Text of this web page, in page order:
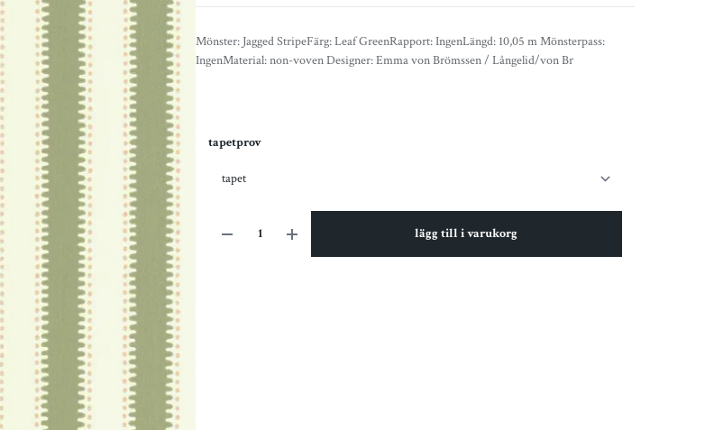
Mönster: Jagged StripeFärg: Leaf GreenRapport: IngenLängd: 10,05 m Mönsterpass:
IngenMaterial: non-voven Designer: Emma von Brömssen / Långelid/von Br
tapetprov
lägg till i varukorg